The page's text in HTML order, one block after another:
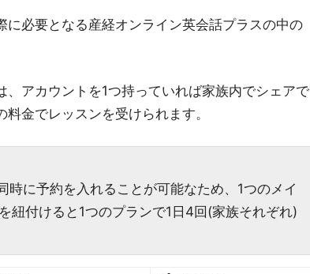
に必要となる産経オンライン英会話プラスの中の
アカウントを1つ持っていれば家族内でシェアで
金でレッスンを受けられます。
時に予約を入れることが可能なため、1つのメイ
紐付けると1つのプランで1日4回(家族それぞれ)